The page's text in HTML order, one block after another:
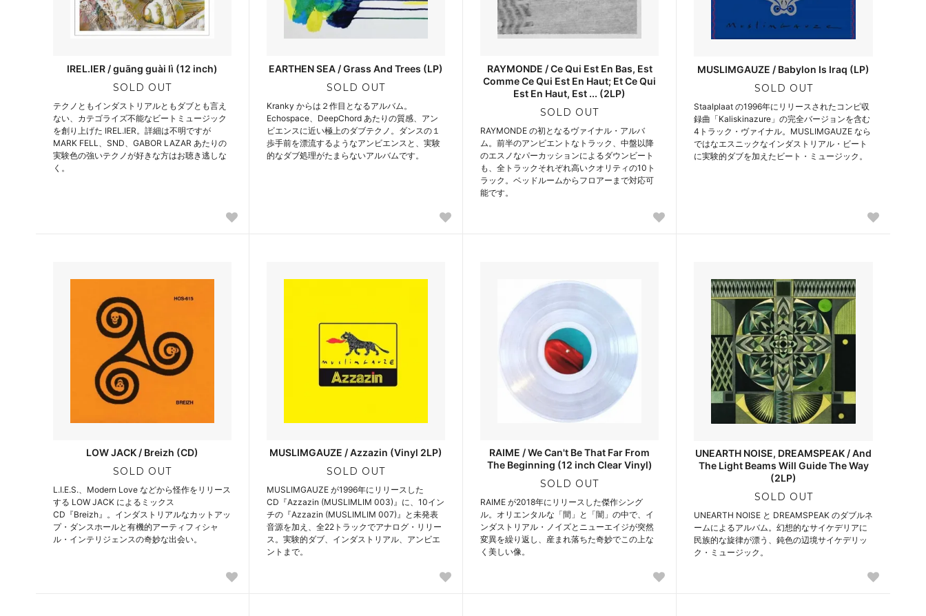
IREL.IER / guāng guài lì (12 inch)
SOLD OUT
テクノともインダストリアルともダブとも言え
ない、カテゴライズ不能なビートミュージック
を創り上げた IREL.IER。詳細は不明ですが
MARK FELL、SND、GABOR LAZAR あたりの
実験色の強いテクノが好きな方はお聴き逃しな
く。
EARTHEN SEA / Grass And Trees (LP)
SOLD OUT
Kranky からは２作目となるアルバム。
Echospace、DeepChord あたりの質感、アン
ビエンスに近い極上のダブテクノ。ダンスの１
歩手前を漂流するようなアンビエンスと、実験
的なダブ処理がたまらないアルバムです。
RAYMONDE / Ce Qui Est En Bas, Est
Comme Ce Qui Est En Haut; Et Ce Qui
Est En Haut, Est ... (2LP)
SOLD OUT
RAYMONDE の初となるヴァイナル・アルバ
ム。前半のアンビエントなトラック、中盤以降
のエスノなパーカッションによるダウンビート
も、全トラックそれぞれ高いクオリティの10ト
ラック。ベッドルームからフロアーまで対応可
能です。
MUSLIMGAUZE / Babylon Is Iraq (LP)
SOLD OUT
Staalplaat の1996年にリリースされたコンピ収
録曲「Kaliskinazure」の完全バージョンを含む
4トラック・ヴァイナル。MUSLIMGAUZE なら
ではなエスニックなインダストリアル・ビート
に実験的ダブを加えたビート・ミュージック。
LOW JACK / Breizh (CD)
SOLD OUT
L.I.E.S.、Modern Love などから怪作をリリース
する LOW JACK によるミックス
CD『Breizh』。インダストリアルなカットアッ
プ・ダンスホールと有機的アーティフィシャ
ル・インテリジェンスの奇妙な出会い。
MUSLIMGAUZE / Azzazin (Vinyl 2LP)
SOLD OUT
MUSLIMGAUZE が1996年にリリースした
CD『Azzazin (MUSLIMLIM 003)』に、10イン
チの『Azzazin (MUSLIMLIM 007)』と未発表
音源を加え、全22トラックでアナログ・リリー
ス。実験的ダブ、インダストリアル、アンビエ
ントまで。
RAIME / We Can't Be That Far From
The Beginning (12 inch Clear Vinyl)
SOLD OUT
RAIME が2018年にリリースした傑作シング
ル。オリエンタルな「間」と「闇」の中で、イ
ンダストリアル・ノイズとニューエイジが突然
変異を繰り返し、産まれ落ちた奇妙でこの上な
く美しい像。
UNEARTH NOISE, DREAMSPEAK / And
The Light Beams Will Guide The Way
(2LP)
SOLD OUT
UNEARTH NOISE と DREAMSPEAK のダブルネ
ームによるアルバム。幻想的なサイケデリアに
民族的な旋律が漂う、鈍色の辺境サイケデリッ
ク・ミュージック。